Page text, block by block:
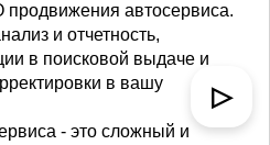
продвижения автосервиса.
и отчетность,
в поисковой выдаче и
в вашу
- это сложный и
▷